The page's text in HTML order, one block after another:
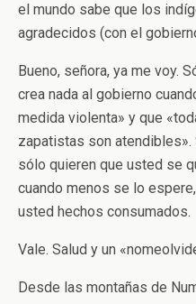
el mundo sabe que los
agradecidos (con el
Bueno, señora, ya me voy.
crea nada al gobierno
medida violenta» y que
zapatistas son
sólo quieren que usted se
cuando menos se lo
usted hechos consumados.
Vale. Salud y un
Desde las montañas de